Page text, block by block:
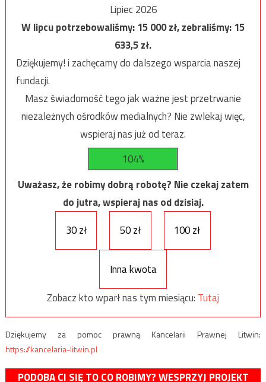
Lipiec 2026
W lipcu potrzebowaliśmy:15 000zł, zebraliśmy:15
633,5zł.
Dziękujemy! i zachęcamy do dalszego wsparcia naszej
fundacji.
Masz świadomość tego jak ważne jest przetrwanie
niezależnych ośrodków medialnych? Nie zwlekaj więc,
wspieraj nas już od teraz.
104%
Uważasz, że robimy dobrą robotę? Nie czekaj zatem
do jutra, wspieraj nas od dzisiaj.
30 zł
50 zł 100 zł
Inna kwota
Zobacz kto wparł nas tym miesiącu: Tutaj
Dziękujemy za pomoc prawną Kancelarii Prawnej Litwin:
https://kancelaria-litwin.pl
PODOBA CI SIĘ TO CO ROBIMY? WESPRZYJ PROJEKT